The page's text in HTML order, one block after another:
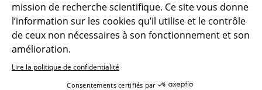
CNRS Le Mag
© 2026, CNRS
Créer un compte Se connecter
Gestion des cookies
mission de recherche scientifique. Ce site vous donne
l’information sur les cookies qu’il utilise et le contrôle
de ceux non nécessaires à son fonctionnement et son
amélioration.
Lire la politique de confidentialité
Consentements certifiés par